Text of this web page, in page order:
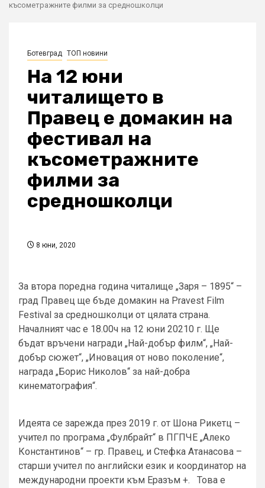
късометражните филми за средношколци
Ботевград ТОП новини
На 12 юни
читалището в
Правец е домакин на
фестивал на
късометражните
филми за
средношколци
8 юни, 2020
За втора поредна година читалище „Заря – 1895“ –
град Правец ще бъде домакин на Pravest Film
Festival за средношколци от цялата страна.
Началният час е 18.00ч на 12 юни 20210 г. Ще
бъдат връчени награди „Най-добър филм“, „Най-
добър сюжет“, „Иновация от ново поколение“,
награда „Борис Николов“ за най-добра
кинематография“.
Идеята се зарежда през 2019 г. от Шона Рикетц –
учител по програма „Фулбрайт“ в ПГПЧЕ „Алеко
Константинов“ – гр. Правец, и Стефка Атанасова –
старши учител по английски език и координатор на
международни проекти към Еразъм +. Това е